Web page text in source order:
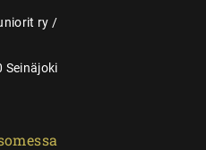
ry /
Seinäjoki